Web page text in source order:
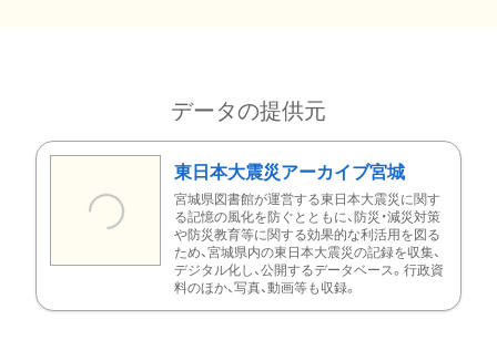
データの提供元
東日本大震災アーカイブ宮城
宮城県図書館が運営する東日本大震災に関す
る記憶の風化を防ぐとともに、防災・減災対策
や防災教育等に関する効果的な利活用を図る
ため、宮城県内の東日本大震災の記録を収集、
デジタル化し、公開するデータベース。行政資
料のほか、写真、動画等も収録。